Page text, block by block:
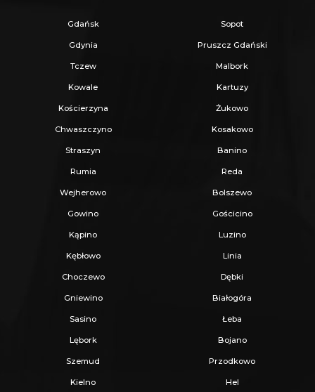
Gdańsk Sopot
Gdynia Pruszcz Gdański
Tczew Malbork
Kowale Kartuzy
Kościerzyna Żukowo
Chwaszczyno Kosakowo
Straszyn Banino
Rumia Reda
Wejherowo Bolszewo
Gowino Gościcino
Kąpino Luzino
Kębłowo Linia
Choczewo Dębki
Gniewino Białogóra
Sasino Łeba
Lębork Bojano
Szemud Przodkowo
Kielno Hel